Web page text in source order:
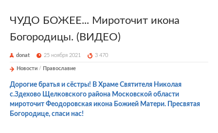
ЧУДО БОЖЕЕ... Мироточит икона
Богородицы. (ВИДЕО)
donat 25 ноября 2021 3 470
Новости / Православие
Дорогие братья и сёстры! В Храме Святителя Николая
с.Здехово Щелковского района Московской области
мироточит Феодоровская икона Божией Матери. Пресвятая
Богородице, спаси нас!